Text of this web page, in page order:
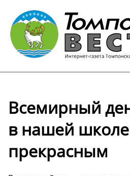
Всемирный
в нашей
прекрасным